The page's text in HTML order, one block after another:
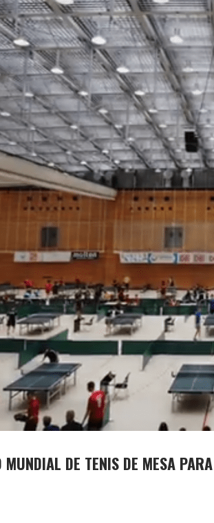
MUNDIAL DE TENIS DE MESA